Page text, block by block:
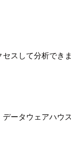
スして分析できま
タウェアハウ